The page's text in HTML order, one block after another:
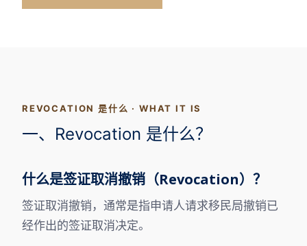
REVOCATION 是什么 · WHAT IT IS
一、Revocation 是什么？
什么是签证取消撤销（Revocation）？
签证取消撤销，通常是指申请人请求移民局撤销已
经作出的签证取消决定。